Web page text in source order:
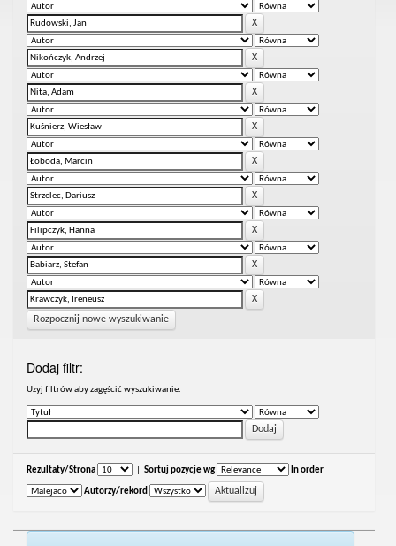
Rozpocznij nowe wyszukiwanie
Dodaj filtr:
Uzyj filtrów aby zagęścić wyszukiwanie.
Rezultaty/Strona Sortuj pozycje wg In order
Autorzy/rekord